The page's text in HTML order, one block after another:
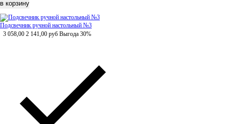
Подсвечник ручной настольный №3
3 058,00 2 141,00 руб Выгода 30%